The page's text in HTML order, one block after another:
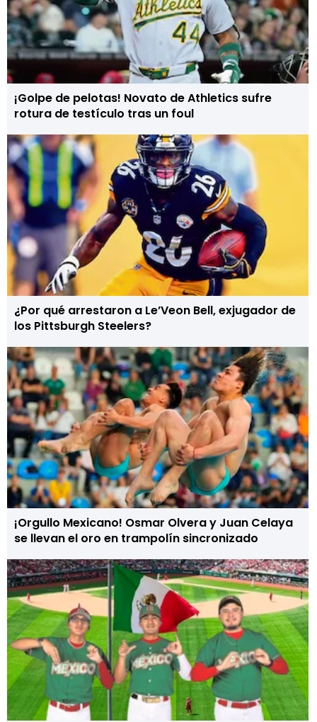
¡Golpe de pelotas! Novato de Athletics sufre
rotura de testículo tras un foul
¿Por qué arrestaron a Le’Veon Bell, exjugador de
los Pittsburgh Steelers?
¡Orgullo Mexicano! Osmar Olvera y Juan Celaya
se llevan el oro en trampolín sincronizado